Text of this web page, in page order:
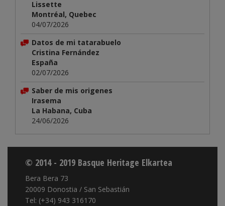
Lissette
Montréal, Quebec
04/07/2026
Datos de mi tatarabuelo
Cristina Fernández
España
02/07/2026
Saber de mis origenes
Irasema
La Habana, Cuba
24/06/2026
© 2014 - 2019 Basque Heritage Elkartea
Bera Bera 73
20009 Donostia / San Sebastián
Tel: (+34) 943 316170